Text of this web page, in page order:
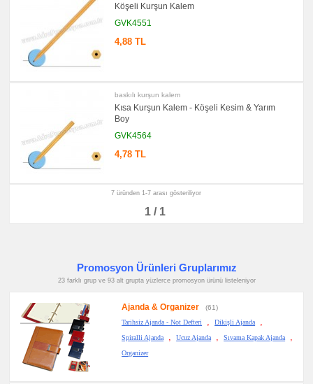
Köşeli Kurşun Kalem
GVK4551
4,88 TL
baskılı kurşun kalem
Kısa Kurşun Kalem - Köşeli Kesim & Yarım
Boy
GVK4564
4,78 TL
7 üründen 1-7 arası gösteriliyor
1 / 1
Promosyon Ürünleri Gruplarımız
23 farklı grup ve 93 alt grupta yüzlerce promosyon ürünü listeleniyor
Ajanda & Organizer
(61)
Tarihsiz Ajanda - Not Defteri
, Dikişli Ajanda ,
Spiralli Ajanda , Ucuz Ajanda , Sıvama Kapak Ajanda ,
Organizer
promosyon
Dönüşümlü
Ürünler
promosyon
promosyon
Makyaj
Aynası
&
Manikür
Seti
Feneri
Çakmak
Küllük
promosyon
Masa
Çanta
Askısı